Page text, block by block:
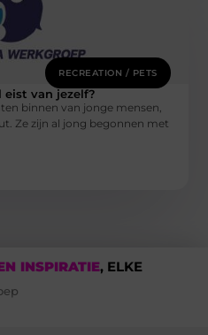
RECREATION / PETS
eist van jezelf?
binnen van jonge mensen,
Ze zijn al jong begonnen met
INSPIRATIE, ELKE